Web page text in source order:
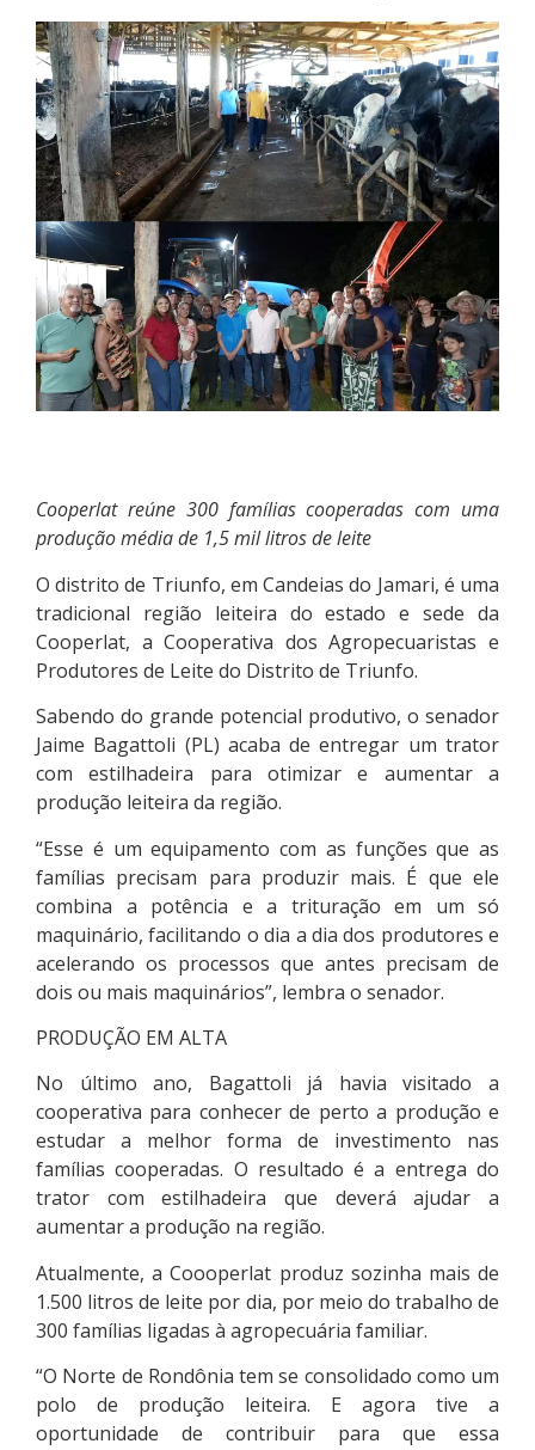
Cooperlat reúne 300 famílias cooperadas com uma
produção média de 1,5 mil litros de leite
O distrito de Triunfo, em Candeias do Jamari, é uma
tradicional região leiteira do estado e sede da
Cooperlat, a Cooperativa dos Agropecuaristas e
Produtores de Leite do Distrito de Triunfo.
Sabendo do grande potencial produtivo, o senador
Jaime Bagattoli (PL) acaba de entregar um trator
com estilhadeira para otimizar e aumentar a
produção leiteira da região.
“Esse é um equipamento com as funções que as
famílias precisam para produzir mais. É que ele
combina a potência e a trituração em um só
maquinário, facilitando o dia a dia dos produtores e
acelerando os processos que antes precisam de
dois ou mais maquinários”, lembra o senador.
PRODUÇÃO EM ALTA
No último ano, Bagattoli já havia visitado a
cooperativa para conhecer de perto a produção e
estudar a melhor forma de investimento nas
famílias cooperadas. O resultado é a entrega do
trator com estilhadeira que deverá ajudar a
aumentar a produção na região.
Atualmente, a Coooperlat produz sozinha mais de
1.500 litros de leite por dia, por meio do trabalho de
300 famílias ligadas à agropecuária familiar.
“O Norte de Rondônia tem se consolidado como um
polo de produção leiteira. E agora tive a
oportunidade de contribuir para que essa